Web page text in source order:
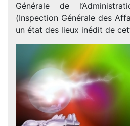
Générale de
(Inspection Générale des
un état des lieux inédit de